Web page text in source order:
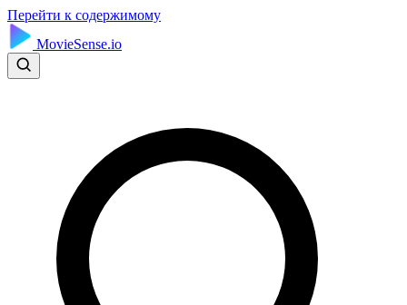
Перейти к содержимому
MovieSense.io